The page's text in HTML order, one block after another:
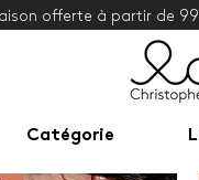
offerte à partir de
Catégorie